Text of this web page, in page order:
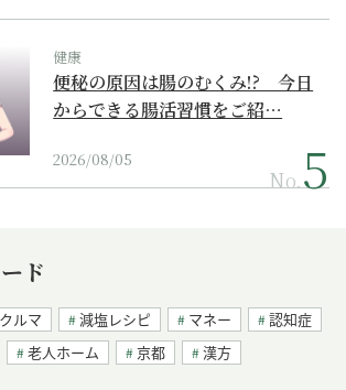
健康
便秘の原因は腸のむくみ!? 今日
からできる腸活習慣をご紹…
2026/08/05
No.
ド
クルマ 減塩レシピ マネー
認知症
老人ホーム 京都 漢方